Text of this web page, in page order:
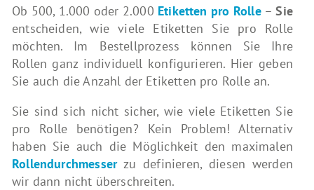
Ob 500, 1.000 oder 2.000 Etiketten pro Rolle–Sie
entscheiden, wie viele Etiketten Sie pro Rolle
möchten. Im Bestellprozess können Sie Ihre
Rollen ganz individuell konfigurieren. Hier geben
Sie auch die Anzahl der Etiketten pro Rolle an.
Sie sind sich nicht sicher, wie viele Etiketten Sie
pro Rolle benötigen? Kein Problem! Alternativ
haben Sie auch die Möglichkeit den maximalen
Rollendurchmesserzu definieren, diesen werden
wir dann nicht überschreiten.